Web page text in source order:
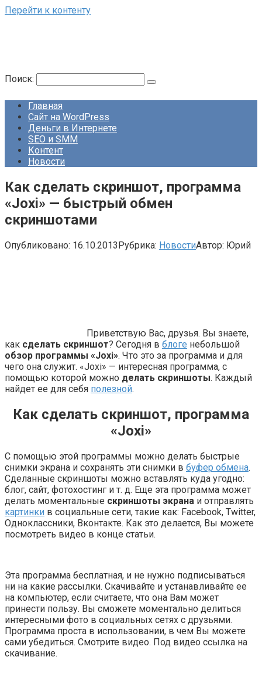
Перейти к контенту
Поиск:
Главная
Сайт на WordPress
Деньги в Интернете
SEO и SMM
Контент
Новости
Как сделать скриншот, программа
«Joxi» — быстрый обмен
скриншотами
Опубликовано: 16.10.2013Рубрика: НовостиАвтор: Юрий
Приветствую Вас, друзья. Вы знаете,
как сделать скриншот? Сегодня в блоге небольшой
обзор программы «Joxi». Что это за программа и для
чего она служит. «Joxi» — интересная программа, с
помощью которой можно делать скриншоты. Каждый
найдет ее для себя полезной.
Как сделать скриншот, программа
«Joxi»
С помощью этой программы можно делать быстрые
снимки экрана и сохранять эти снимки в буфер обмена.
Сделанные скриншоты можно вставлять куда угодно:
блог, сайт, фотохостинг и т. д. Еще эта программа может
делать моментальные скриншоты экрана и отправлять
картинки в социальные сети, такие как: Facebook, Twitter,
Одноклассники, Вконтакте. Как это делается, Вы можете
посмотреть видео в конце статьи.
Эта программа бесплатная, и не нужно подписываться
ни на какие рассылки. Скачивайте и устанавливайте ее
на компьютер, если считаете, что она Вам может
принести пользу. Вы сможете моментально делиться
интересными фото в социальных сетях с друзьями.
Программа проста в использовании, в чем Вы можете
сами убедиться. Смотрите видео. Под видео ссылка на
скачивание.